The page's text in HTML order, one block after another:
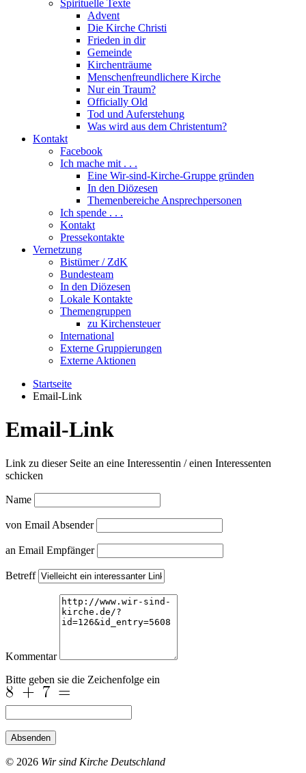
Spirituelle Texte
Advent
Die Kirche Christi
Frieden in dir
Gemeinde
Kirchenträume
Menschenfreundlichere Kirche
Nur ein Traum?
Officially Old
Tod und Auferstehung
Was wird aus dem Christentum?
Kontakt
Facebook
Ich mache mit . . .
Eine Wir-sind-Kirche-Gruppe gründen
In den Diözesen
Themenbereiche Ansprechpersonen
Ich spende . . .
Kontakt
Pressekontakte
Vernetzung
Bistümer / ZdK
Bundesteam
In den Diözesen
Lokale Kontakte
Themengruppen
zu Kirchensteuer
International
Externe Gruppierungen
Externe Aktionen
Startseite
Email-Link
Email-Link
Link zu dieser Seite an eine Interessentin / einen Interessenten
schicken
Name
von Email Absender
an Email Empfänger
Betreff
Kommentar
Bitte geben sie die Zeichenfolge ein
Absenden
© 2026 Wir sind Kirche Deutschland